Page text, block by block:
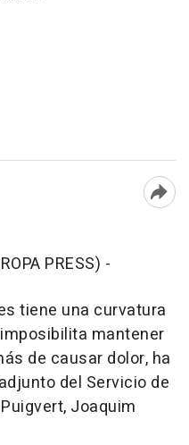
PRESS) -
tiene una curvatura
mantener
de causar dolor, ha
del Servicio de
Joaquim